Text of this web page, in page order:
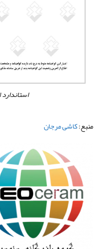
استاندارد ۱۴۰۱ کاشی مرجان
منبع:کاشی مرجان